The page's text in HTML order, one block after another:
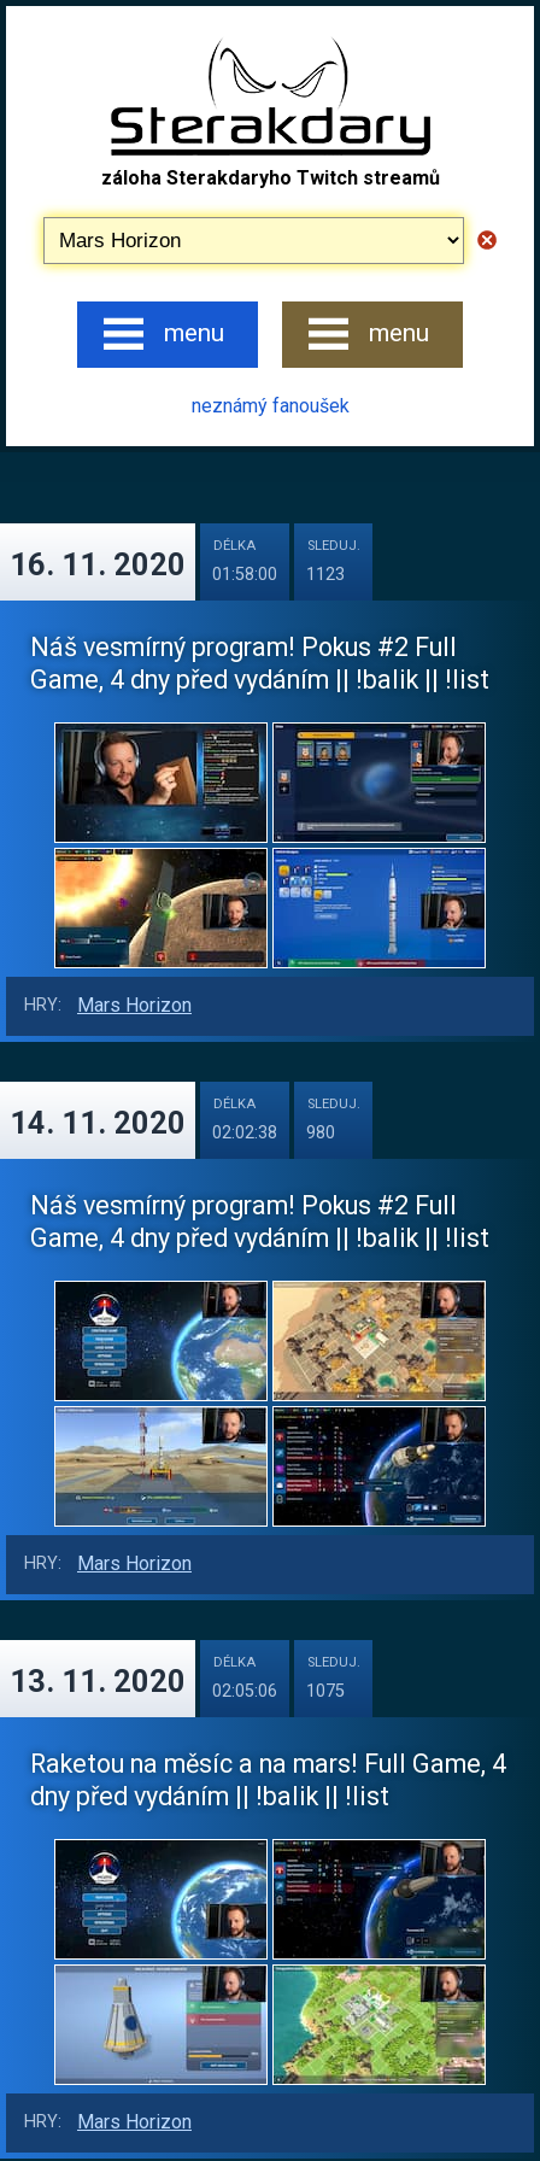
záloha Sterakdaryho Twitch streamů
menu menu
neznámý fanoušek
16. 11. 2020
DÉLKA
01:58:00
SLEDUJ.
1123
Náš vesmírný program! Pokus #2 Full
Game, 4 dny před vydáním || !balik || !list
HRY: Mars Horizon
14. 11. 2020
DÉLKA
02:02:38
SLEDUJ.
980
Náš vesmírný program! Pokus #2 Full
Game, 4 dny před vydáním || !balik || !list
HRY: Mars Horizon
13. 11. 2020
DÉLKA
02:05:06
SLEDUJ.
1075
Raketou na měsíc a na mars! Full Game, 4
dny před vydáním || !balik || !list
HRY: Mars Horizon